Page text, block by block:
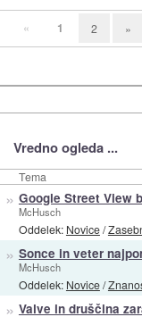
« 1 2 »
Vredno ogleda ...
Tema
» Google Street View
McHusch
Oddelek: Novice/
» Sonce in veter
McHusch
Oddelek: Novice/
» Valve in druščina